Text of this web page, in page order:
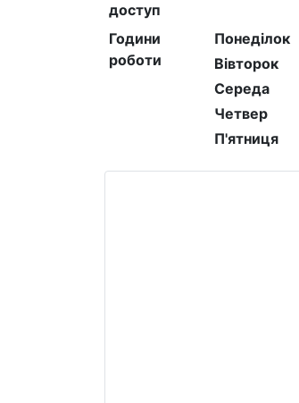
доступ
Години
роботи
Понеділок
Вівторок
Середа
Четвер
П'ятниця